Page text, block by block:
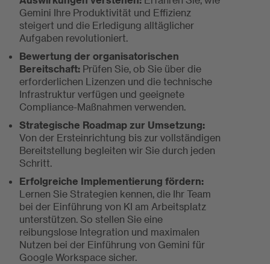
Gemini Ihre Produktivität und Effizienz
steigert und die Erledigung alltäglicher
Aufgaben revolutioniert.
Bewertung der organisatorischen
Bereitschaft: Prüfen Sie, ob Sie über die
erforderlichen Lizenzen und die technische
Infrastruktur verfügen und geeignete
Compliance-Maßnahmen verwenden.
Strategische Roadmap zur Umsetzung:
Von der Ersteinrichtung bis zur vollständigen
Bereitstellung begleiten wir Sie durch jeden
Schritt.
Erfolgreiche Implementierung fördern:
Lernen Sie Strategien kennen, die Ihr Team
bei der Einführung von KI am Arbeitsplatz
unterstützen. So stellen Sie eine
reibungslose Integration und maximalen
Nutzen bei der Einführung von Gemini für
Google Workspace sicher.